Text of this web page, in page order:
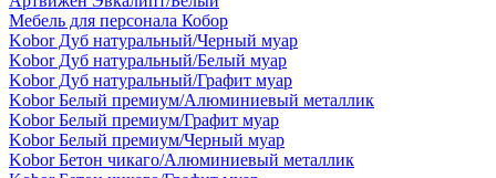
Мебель для персонала Кобор
Kobor Дуб натуральный/Черный муар
Kobor Дуб натуральный/Белый муар
Kobor Дуб натуральный/Графит муар
Kobor Белый премиум/Алюминиевый металлик
Kobor Белый премиум/Графит муар
Kobor Белый премиум/Черный муар
Kobor Бетон чикаго/Алюминиевый металлик